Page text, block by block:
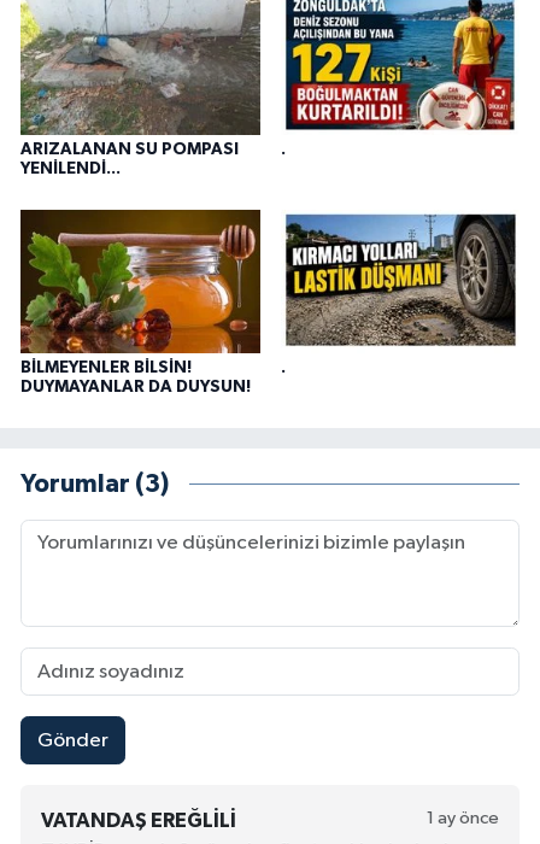
ARIZALANAN SU POMPASI
YENİLENDİ...
.
BİLMEYENLER BİLSİN!
DUYMAYANLAR DA DUYSUN!
.
Yorumlar (3)
Gönder
VATANDAŞ EREĞLİLİ 1 ay önce